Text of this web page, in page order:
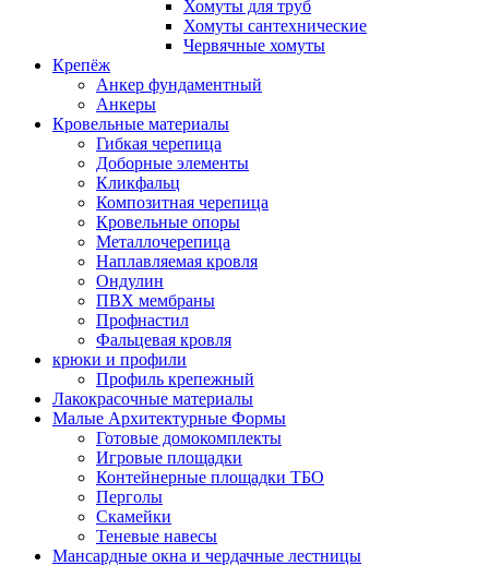
Хомуты для труб
Хомуты сантехнические
Червячные хомуты
Крепёж
Анкер фундаментный
Анкеры
Кровельные материалы
Гибкая черепица
Доборные элементы
Кликфальц
Композитная черепица
Кровельные опоры
Металлочерепица
Наплавляемая кровля
Ондулин
ПВХ мембраны
Профнастил
Фальцевая кровля
крюки и профили
Профиль крепежный
Лакокрасочные материалы
Малые Архитектурные Формы
Готовые домокомплекты
Игровые площадки
Контейнерные площадки ТБО
Перголы
Скамейки
Теневые навесы
Мансардные окна и чердачные лестницы